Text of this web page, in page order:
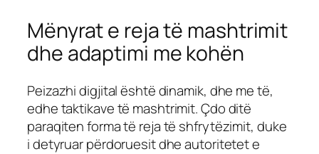
Mënyrat e reja të mashtrimit
dhe adaptimi me kohën
Peizazhi digjital është dinamik, dhe me të,
edhe taktikave të mashtrimit. Çdo ditë
paraqiten forma të reja të shfrytëzimit, duke
i detyruar përdoruesit dhe autoritetet e